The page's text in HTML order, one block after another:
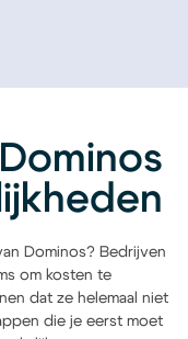
Dominos? Bedrijven
om kosten te
dat ze helemaal niet
die je eerst moet